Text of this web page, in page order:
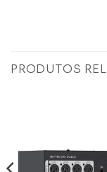
PRODUTOS